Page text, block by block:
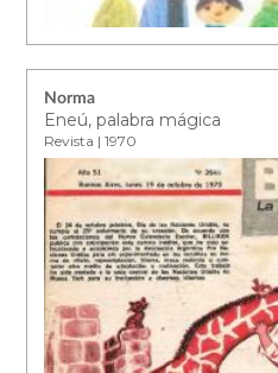
Norma
Eneú, palabra mágica
Revista | 1970